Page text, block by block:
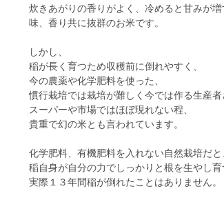
炊きあがりの香りがよく、冷めると甘みが増
味、香り共に抜群のお米です。
しかし、
稲が長く育つため収穫前に倒れやすく、
今の農薬や化学肥料を使った、
慣行栽培では栽培が難しく今では作る生産者
スーパーや市場ではほぼ現れない程、
貴重で幻の米とも言われています。
化学肥料、有機肥料を入れない自然栽培だと
稲自身が自分の力でしっかりと根を生やし育
実際１３年間稲が倒れたことはありません。